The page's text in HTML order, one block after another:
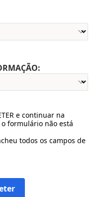
e continuar na
formulário não está
todos os campos de